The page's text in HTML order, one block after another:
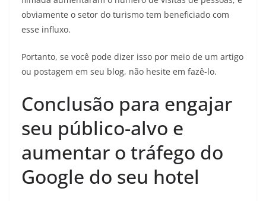
obviamente o setor do turismo tem beneficiado com
esse influxo.
Portanto, se você pode dizer isso por meio de um artigo
ou postagem em seu blog, não hesite em fazê-lo.
Conclusão para engajar
seu público-alvo e
aumentar o tráfego do
Google do seu hotel